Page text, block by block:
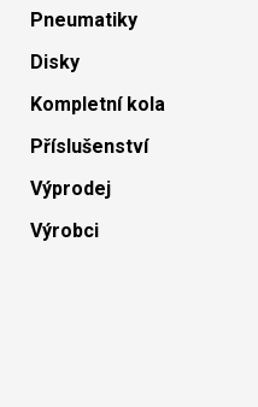
Pneumatiky
Disky
Kompletní kola
Příslušenství
Výprodej
Výrobci